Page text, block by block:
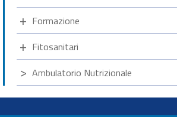
Formazione
Fitosanitari
Ambulatorio Nutrizionale